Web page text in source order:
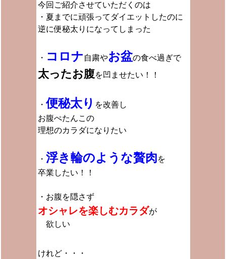
今回ご紹介させていただくのは
・夏までに頑張ってダイエットしたのに
逆に便秘太りになってしまった
・ コロナ 自粛やお盆の食べ過ぎで
太ったお腹を凹ませたい！！
・便秘太り を改善し
お腹ぺたんこの
理想のカラダになりたい
・ 浮き輪のような贅肉を
卒業したい！！
・お腹を隠さず
オシャレを楽しむカラダが
欲しい
けれど・・・